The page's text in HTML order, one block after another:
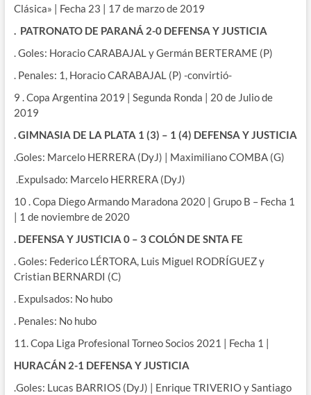
Clásica» | Fecha 23 | 17 de marzo de 2019
. PATRONATO DE PARANÁ 2-0 DEFENSA Y JUSTICIA
. Goles: Horacio CARABAJAL y Germán BERTERAME (P)
. Penales: 1, Horacio CARABAJAL (P) -convirtió-
9 . Copa Argentina 2019 | Segunda Ronda | 20 de Julio de
2019
. GIMNASIA DE LA PLATA 1 (3) – 1 (4) DEFENSA Y JUSTICIA
.Goles: Marcelo HERRERA (DyJ) | Maximiliano COMBA (G)
.Expulsado: Marcelo HERRERA (DyJ)
10 . Copa Diego Armando Maradona 2020 | Grupo B – Fecha 1
| 1 de noviembre de 2020
. DEFENSA Y JUSTICIA 0 – 3 COLÓN DE SNTA FE
. Goles: Federico LÉRTORA, Luis Miguel RODRÍGUEZ y
Cristian BERNARDI (C)
. Expulsados: No hubo
. Penales: No hubo
11. Copa Liga Profesional Torneo Socios 2021 | Fecha 1 |
HURACÁN 2-1 DEFENSA Y JUSTICIA
.Goles: Lucas BARRIOS (DyJ) | Enrique TRIVERIO y Santiago